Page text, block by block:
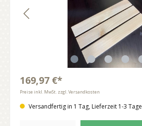
169,97 €*
Preise inkl. MwSt. zzgl. Versandkosten
Versandfertig in 1 Tag, Lieferzeit 1-3 Tage